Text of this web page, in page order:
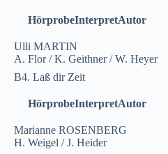
HörprobeInterpretAutor
Ulli MARTIN
A. Flor / K. Geithner / W. Heyer
B4. Laß dir Zeit
HörprobeInterpretAutor
Marianne ROSENBERG
H. Weigel / J. Heider